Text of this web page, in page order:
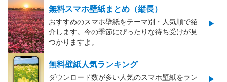
無料スマホ壁紙まとめ（縦長）
おすすめのスマホ壁紙をテーマ別・人気順で紹
介します。今の季節にぴったりな待ち受けが見
つかりますよ。
無料壁紙人気ランキング
ダウンロード数が多い人気のスマホ壁紙をラン